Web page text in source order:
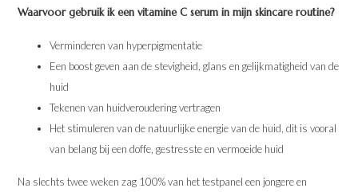
Waarvoor gebruik ik een vitamine C serum in mijn skincare routine?
Verminderen van hyperpigmentatie
Een boost geven aan de stevigheid, glans en gelijkmatigheid van de
huid
Tekenen van huidveroudering vertragen
Het stimuleren van de natuurlijke energie van de huid, dit is vooral
van belang bij een doffe, gestresste en vermoeide huid
Na slechts twee weken zag 100% van het testpanel een jongere en